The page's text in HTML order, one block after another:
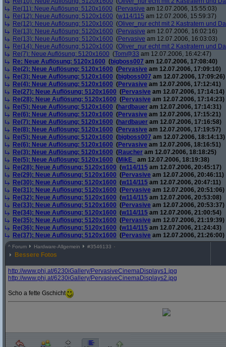
Re(11): Neue Auflösung: 5120x1600 (Pervasive am 12.07.2006, 15:55:03)
Re(12): Neue Auflösung: 5120x1600 (w114/115 am 12.07.2006, 15:59:37)
Re(12): Neue Auflösung: 5120x1600 (Oliver_nur echt mit 2 Kastratern und
Re(13): Neue Auflösung: 5120x1600 (Pervasive am 12.07.2006, 16:02:16)
Re(13): Neue Auflösung: 5120x1600 (Pervasive am 12.07.2006, 16:03:03)
Re(14): Neue Auflösung: 5120x1600 (Oliver_nur echt mit 2 Kastratern und
Re(7): Neue Auflösung: 5120x1600 (Tom@33 am 12.07.2006, 16:42:47)
Re: Neue Auflösung: 5120x1600 (bigboss007 am 12.07.2006, 17:08:40)
Re(2): Neue Auflösung: 5120x1600 (Pervasive am 12.07.2006, 17:09:10)
Re(3): Neue Auflösung: 5120x1600 (bigboss007 am 12.07.2006, 17:09:26)
Re(4): Neue Auflösung: 5120x1600 (Pervasive am 12.07.2006, 17:12:41)
Re(27): Neue Auflösung: 5120x1600 (Pervasive am 12.07.2006, 17:14:14)
Re(28): Neue Auflösung: 5120x1600 (Pervasive am 12.07.2006, 17:14:23)
Re(5): Neue Auflösung: 5120x1600 (hardbauer am 12.07.2006, 17:14:31)
Re(6): Neue Auflösung: 5120x1600 (Pervasive am 12.07.2006, 17:15:21)
Re(7): Neue Auflösung: 5120x1600 (hardbauer am 12.07.2006, 17:16:58)
Re(8): Neue Auflösung: 5120x1600 (Pervasive am 12.07.2006, 17:19:57)
Re(5): Neue Auflösung: 5120x1600 (bigboss007 am 12.07.2006, 18:14:13)
Re(6): Neue Auflösung: 5120x1600 (Pervasive am 12.07.2006, 18:16:51)
Re(3): Neue Auflösung: 5120x1600 (Raucher am 12.07.2006, 18:18:25)
Re(5): Neue Auflösung: 5120x1600 (MikE_
am 12.07.2006, 18:19:38)
Re(28): Neue Auflösung: 5120x1600 (w114/115 am 12.07.2006, 20:45:17)
Re(29): Neue Auflösung: 5120x1600 (Pervasive am 12.07.2006, 20:46:11)
Re(30): Neue Auflösung: 5120x1600 (w114/115 am 12.07.2006, 20:47:11)
Re(31): Neue Auflösung: 5120x1600 (Pervasive am 12.07.2006, 20:51:06)
Re(32): Neue Auflösung: 5120x1600 (w114/115 am 12.07.2006, 20:53:08)
Re(33): Neue Auflösung: 5120x1600 (Pervasive am 12.07.2006, 20:53:37)
Re(34): Neue Auflösung: 5120x1600 (w114/115 am 12.07.2006, 21:00:54)
Re(35): Neue Auflösung: 5120x1600 (Pervasive am 12.07.2006, 21:19:39)
Re(36): Neue Auflösung: 5120x1600 (w114/115 am 12.07.2006, 21:24:43)
Re(37): Neue Auflösung: 5120x1600 (Pervasive am 12.07.2006, 21:26:00)
^ Forum Hardware-Allgemein #3546133
Bessere Fotos
http://www.phj.at/6230iGallery/PervasiveCinemaDisplays1.jpg
http://www.phj.at/6230iGallery/PervasiveCinemaDisplays2.jpg
Scho a fette Gschicht